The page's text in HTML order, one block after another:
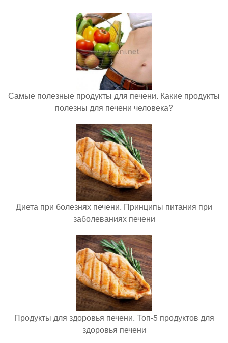
Самые полезные продукты для печени. Какие продукты
полезны для печени человека?
Диета при болезнях печени. Принципы питания при
заболеваниях печени
Продукты для здоровья печени. Топ-5 продуктов для
здоровья печени